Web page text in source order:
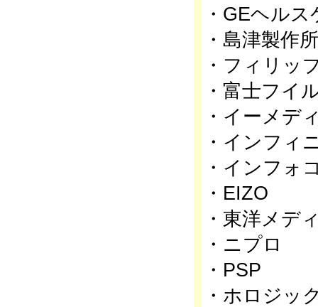
・GEヘル
・島津製作所
・フィリッ
・富士フイ
・イーメデ
・インフィ
・インフォ
・EIZO
・東洋メデ
・ニプロ
・PSP
・ホロジッ